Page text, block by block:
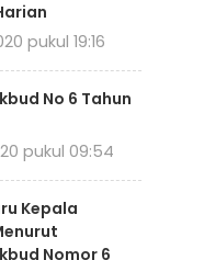
pukul 19:16
No 6 Tahun
pukul 09:54
Kepala
Nomor 6